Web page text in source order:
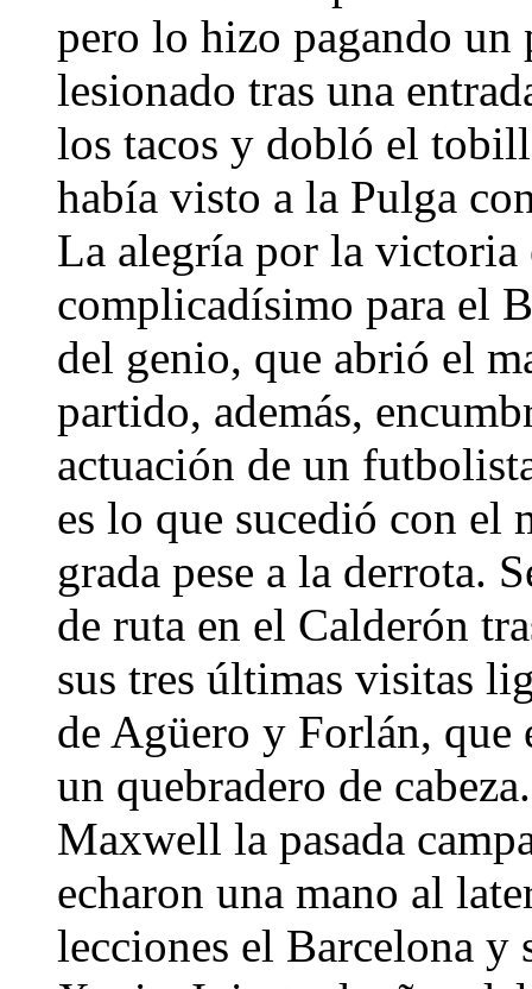
pero lo hizo pagando un
lesionado tras una
los tacos y dobló el
había visto a la Pulga
La alegría por la victoria
complicadísimo para el
del genio, que abrió el
partido, además,
actuación de un
es lo que sucedió con el
grada pese a la derrota.
de ruta en el Calderón
sus tres últimas visitas
de Agüero y Forlán, que
un quebradero de
Maxwell la pasada
echaron una mano al
lecciones el Barcelona